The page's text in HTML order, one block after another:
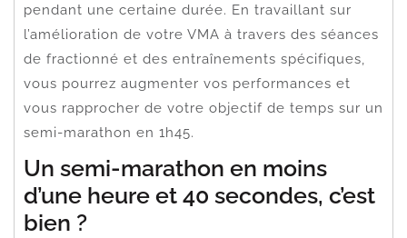
pendant une certaine durée. En travaillant sur
l’amélioration de votre VMA à travers des séances
de fractionné et des entraînements spécifiques,
vous pourrez augmenter vos performances et
vous rapprocher de votre objectif de temps sur un
semi-marathon en 1h45.
Un semi-marathon en moins
d’une heure et 40 secondes, c’est
bien ?